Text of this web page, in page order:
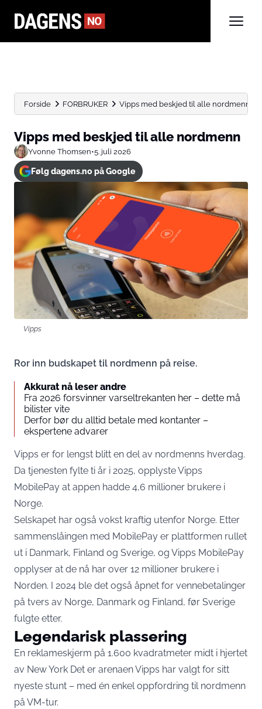
Forside FORBRUKER Vipps med beskjed til alle nordmenn
Vipps med beskjed til alle nordmenn
Yvonne Thomsen•5. juli 2026
Følg dagens.no på Google
Vipps
Ror inn budskapet til nordmenn på reise.
Akkurat nå leser andre
Fra 2026 forsvinner varseltrekanten her – dette må
bilister vite
Derfor bør du alltid betale med kontanter –
ekspertene advarer
Vipps er for lengst blitt en del av nordmenns hverdag.
Da tjenesten fylte ti år i 2025, opplyste Vipps
MobilePay at appen hadde 4,6 millioner brukere i
Norge.
Selskapet har også vokst kraftig utenfor Norge. Etter
sammenslåingen med MobilePay er plattformen rullet
ut i Danmark, Finland og Sverige, og Vipps MobilePay
opplyser at de nå har over 12 millioner brukere i
Norden. I 2024 ble det også åpnet for vennebetalinger
på tvers av Norge, Danmark og Finland, før Sverige
fulgte etter.
Legendarisk plassering
En reklameskjerm på 1.600 kvadratmeter midt i hjertet
av New York Det er arenaen Vipps har valgt for sitt
nyeste stunt – med én enkel oppfordring til nordmenn
på VM-tur.